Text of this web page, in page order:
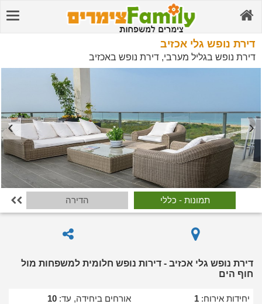
דירת נופש גלי אכזיב
דירת נופש בגליל מערבי, דירת נופש באכזיב
תמונות - כללי הדירה 
דירת נופש גלי אכזיב - דירות נופש חלומית למשפחות מול
חוף הים
יחידות אירוח: 1 אורחים ביחידה, עד: 10